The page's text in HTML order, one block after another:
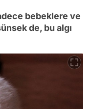
bebeklere ve
de, bu algı